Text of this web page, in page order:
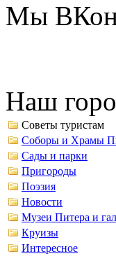
Мы
Наш
Советы туристам
Соборы и Храмы
Сады и парки
Пригороды
Поэзия
Новости
Музеи Питера и
Круизы
Интересное